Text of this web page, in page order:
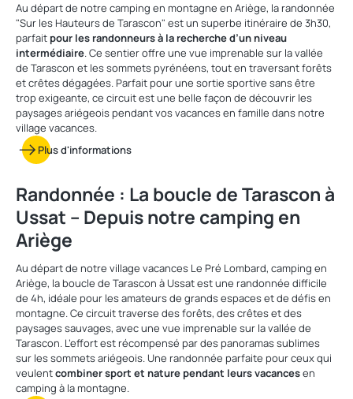
Au départ de notre camping en montagne en Ariège, la randonnée
"Sur les Hauteurs de Tarascon" est un superbe itinéraire de 3h30,
parfait pour les randonneurs à la recherche d’un niveau
intermédiaire. Ce sentier offre une vue imprenable sur la vallée
de Tarascon et les sommets pyrénéens, tout en traversant forêts
et crêtes dégagées. Parfait pour une sortie sportive sans être
trop exigeante, ce circuit est une belle façon de découvrir les
paysages ariégeois pendant vos vacances en famille dans notre
village vacances.
Plus d'informations
Randonnée : La boucle de Tarascon à
Ussat – Depuis notre camping en
Ariège
Au départ de notre village vacances Le Pré Lombard, camping en
Ariège, la boucle de Tarascon à Ussat est une randonnée difficile
de 4h, idéale pour les amateurs de grands espaces et de défis en
montagne. Ce circuit traverse des forêts, des crêtes et des
paysages sauvages, avec une vue imprenable sur la vallée de
Tarascon. L’effort est récompensé par des panoramas sublimes
sur les sommets ariégeois. Une randonnée parfaite pour ceux qui
veulentcombiner sport et nature pendant leurs vacancesen
camping à la montagne.